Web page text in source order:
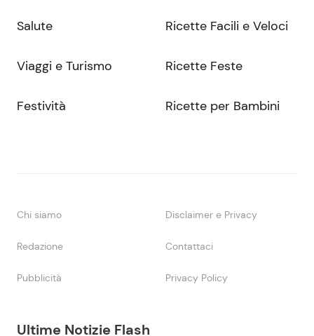
Ultime Notizie Flash
Salute
Viaggi e Turismo
Festività
Ricette Facili e Veloci
Ricette Feste
Ricette per Bambini
Chi siamo Disclaimer e Privacy
Redazione Contattaci
Pubblicità Privacy Policy